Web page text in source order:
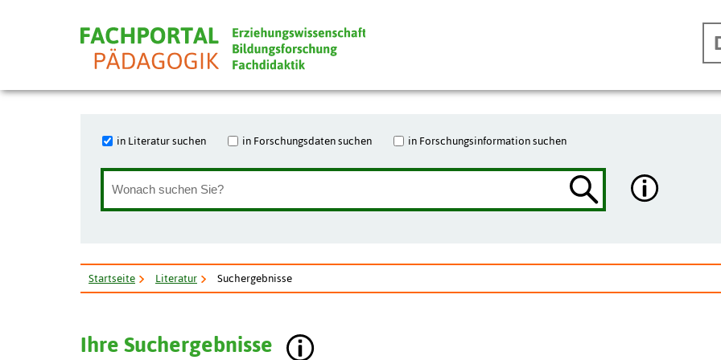
in Literatur suchen in Forschungsdaten suchen in Forschungsinformation suchen
Startseite Literatur Suchergebnisse
Ihre Suchergebnisse